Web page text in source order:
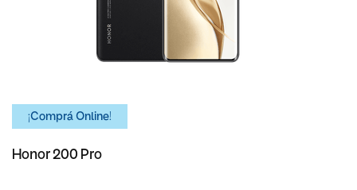
¡Comprá Online!
Honor 200 Pro